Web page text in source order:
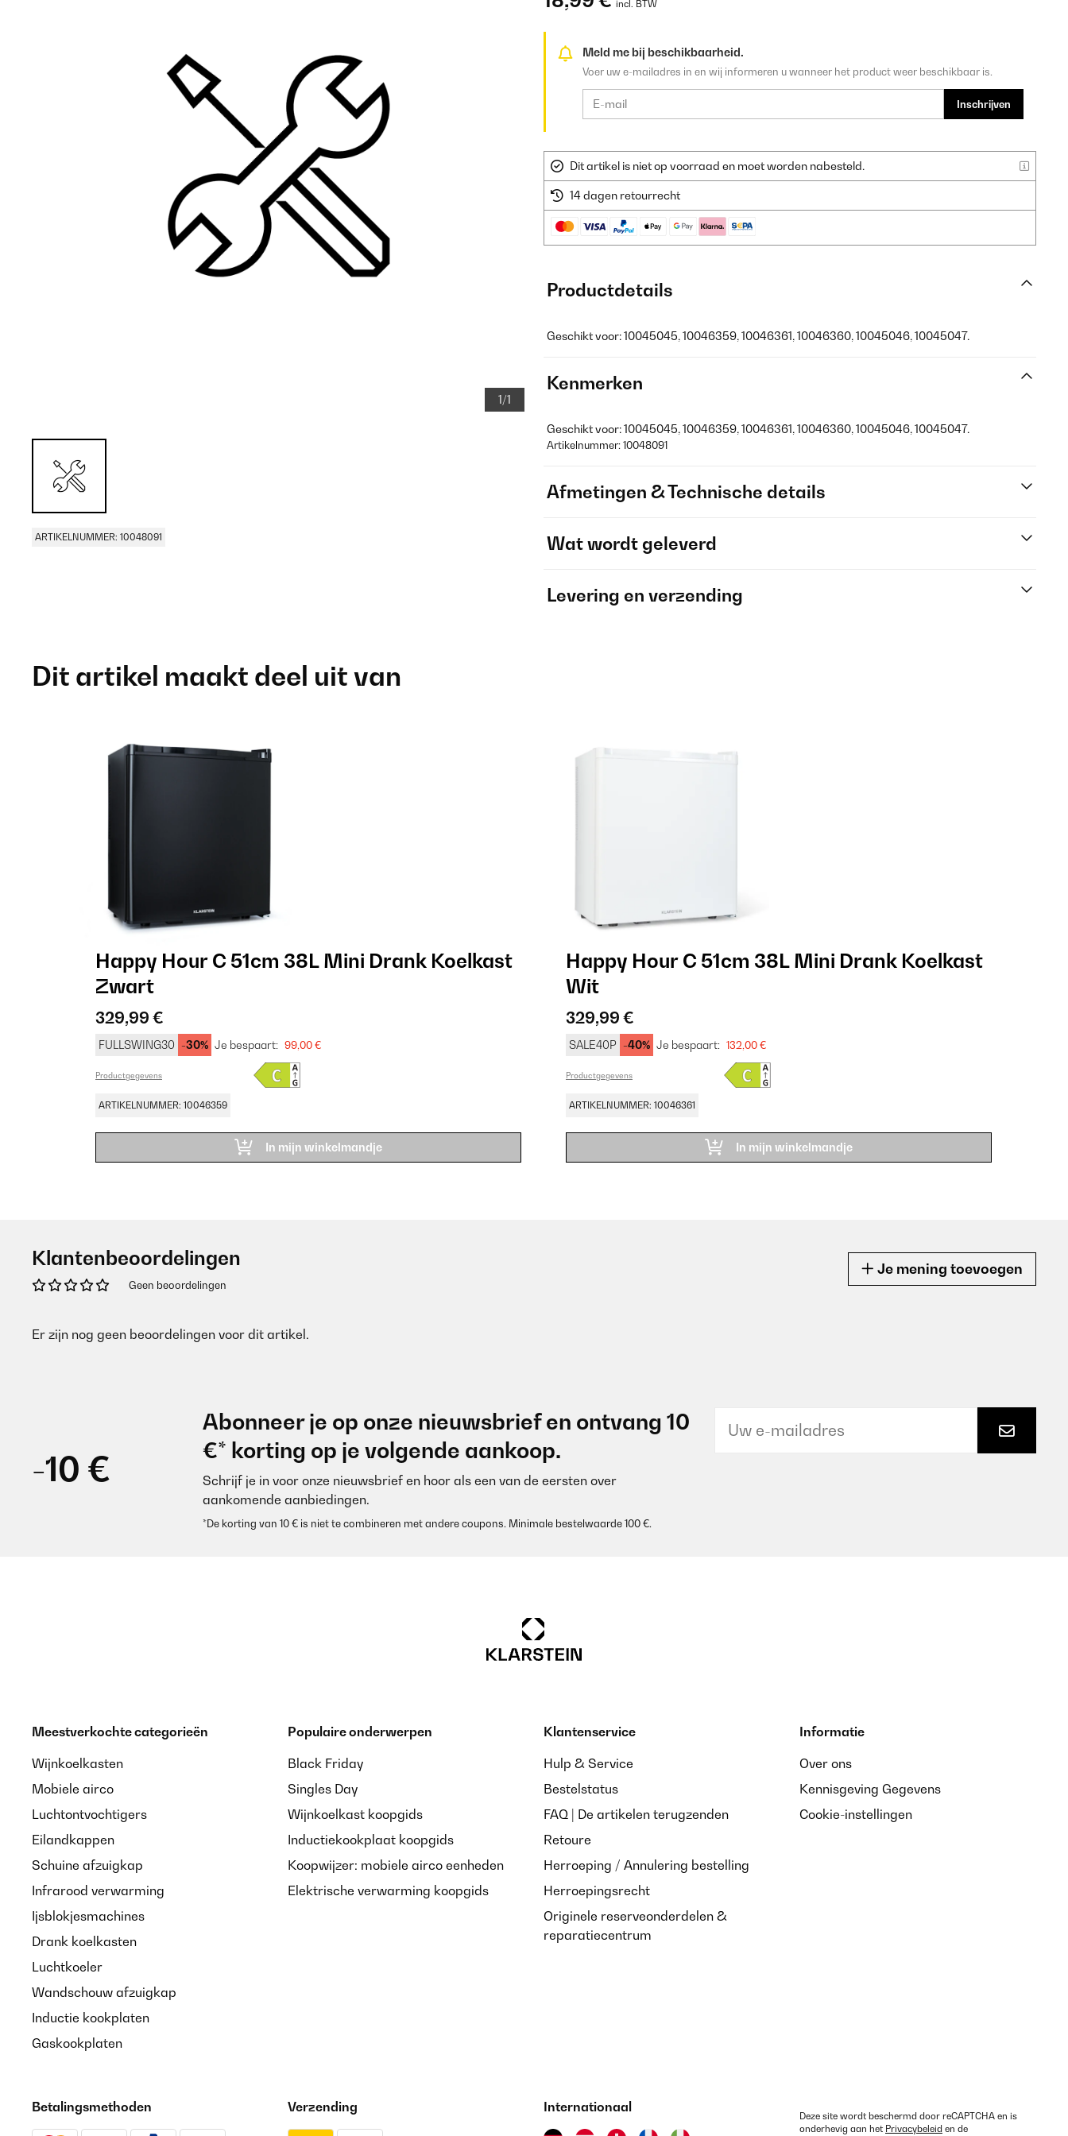
1/1
ARTIKELNUMMER: 10048091
incl. BTW
Meld me bij beschikbaarheid.
Voer uw e-mailadres in en wij informeren u wanneer het product weer beschikbaar is.
Inschrijven
Dit artikel is niet op voorraad en moet worden nabesteld.
14 dagen retourrecht
Productdetails
Geschikt voor: 10045045, 10046359, 10046361, 10046360, 10045046, 10045047.
Kenmerken
Geschikt voor: 10045045, 10046359, 10046361, 10046360, 10045046, 10045047.
Artikelnummer: 10048091
Afmetingen & Technische details
Wat wordt geleverd
Levering en verzending
Dit artikel maakt deel uit van
Happy Hour C 51cm 38L Mini Drank Koelkast
Zwart
329,99 €
FULLSWING30 -30% Je bespaart: 99,00 €
Productgegevens
ARTIKELNUMMER: 10046359
In mijn winkelmandje
Happy Hour C 51cm 38L Mini Drank Koelkast
Wit
329,99 €
SALE40P -40% Je bespaart: 132,00 €
Productgegevens
ARTIKELNUMMER: 10046361
In mijn winkelmandje
Klantenbeoordelingen
Geen beoordelingen
Je mening toevoegen
Er zijn nog geen beoordelingen voor dit artikel.
-10 €
Abonneer je op onze nieuwsbrief en ontvang 10
€* korting op je volgende aankoop.
Schrijf je in voor onze nieuwsbrief en hoor als een van de eersten over
aankomende aanbiedingen.
*De korting van 10 € is niet te combineren met andere coupons. Minimale bestelwaarde 100 €.
Meestverkochte categorieën
Wijnkoelkasten
Mobiele airco
Luchtontvochtigers
Eilandkappen
Schuine afzuigkap
Infrarood verwarming
Ijsblokjesmachines
Drank koelkasten
Luchtkoeler
Wandschouw afzuigkap
Inductie kookplaten
Gaskookplaten
Populaire onderwerpen
Black Friday
Singles Day
Wijnkoelkast koopgids
Inductiekookplaat koopgids
Koopwijzer: mobiele airco eenheden
Elektrische verwarming koopgids
Klantenservice
Hulp & Service
Bestelstatus
FAQ | De artikelen terugzenden
Retoure
Herroeping / Annulering bestelling
Herroepingsrecht
Originele reserveonderdelen &
reparatiecentrum
Informatie
Over ons
Kennisgeving Gegevens
Cookie-instellingen
Betalingsmethoden Verzending Internationaal
Deze site wordt beschermd door reCAPTCHA en is
onderhevig aan het Privacybeleid en de